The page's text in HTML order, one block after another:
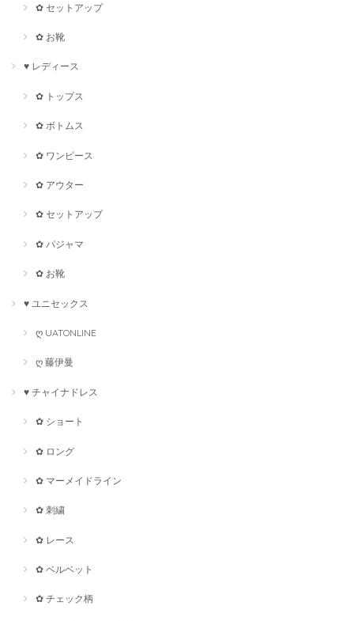
✿ セットアップ
✿ お靴
♥ レディース
✿ トップス
✿ ボトムス
✿ ワンピース
✿ アウター
✿ セットアップ
✿ パジャマ
✿ お靴
♥ ユニセックス
ღ UATONLINE
ღ 藤伊曼
♥ チャイナドレス
✿ ショート
✿ ロング
✿ マーメイドライン
✿ 刺繍
✿ レース
✿ ベルベット
✿ チェック柄